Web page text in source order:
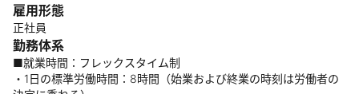
雇用形態
正社員
勤務体系
■就業時間：フレックスタイム制
・1日の標準労働時間：8時間（始業および終業の時刻は労働者の